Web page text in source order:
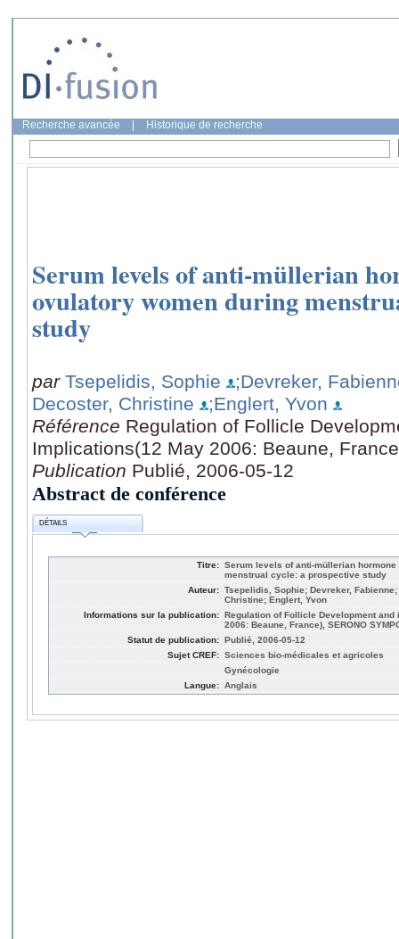
Recherche avancée Historique de recherche
Serum levels of anti-müllerian
ovulatory women during
study
par Tsepelidis, Sophie
;Devreker,
Decoster, Christine
;Englert, Yvon
Référence Regulation of Follicle
Implications(12 May 2006: Beaune,
Publication Publié, 2006-05-12
Abstract de conférence
DÉTAILS
Titre: Serum levels of anti-müllerian
menstrual cycle: a prospective study
Auteur: Tsepelidis, Sophie; Devreker,
Christine; Englert, Yvon
Informations sur la publication: Regulation of Follicle Development
2006: Beaune, France), SERONO
Statut de publication: Publié, 2006-05-12
Sujet CREF: Sciences bio-médicales et agricoles
Gynécologie
Langue: Anglais